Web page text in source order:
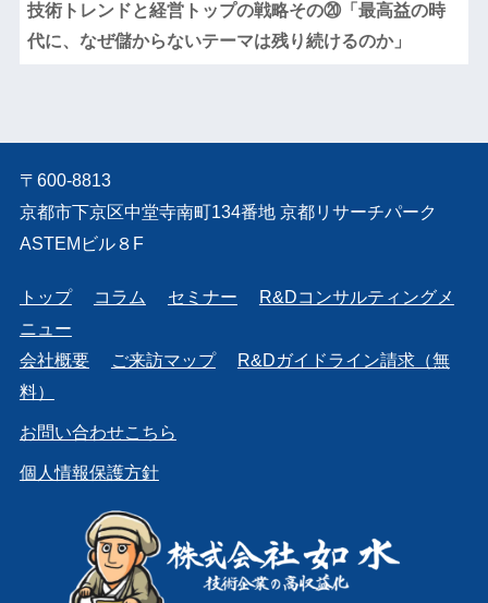
技術トレンドと経営トップの戦略その⑳「最高益の時
代に、なぜ儲からないテーマは残り続けるのか」
〒600-8813
京都市下京区中堂寺南町134番地 京都リサーチパーク
ASTEMビル８F
トップ コラム セミナー
R&Dコンサルティングメ
ニュー
会社概要
ご来訪マップ
R&Dガイドライン請求（無
料）
お問い合わせこちら
個人情報保護方針